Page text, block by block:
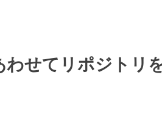
せてリポジトリ